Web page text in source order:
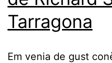
Tarragona
Em venia de gust